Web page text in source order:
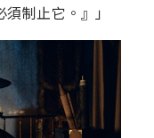
制止它。』」